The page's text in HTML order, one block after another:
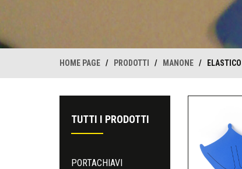
HOME PAGE / PRODOTTI / MANONE / ELASTICO
TUTTI I PRODOTTI
PORTACHIAVI